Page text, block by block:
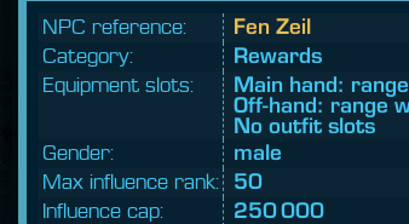
NPC reference:
Fen Zeil
Category:
Rewards
Equipment slots:
Main hand:
Off-hand: range
No outfit slots
Gender:
male
Max influence rank:
50
Influence cap:
250 000